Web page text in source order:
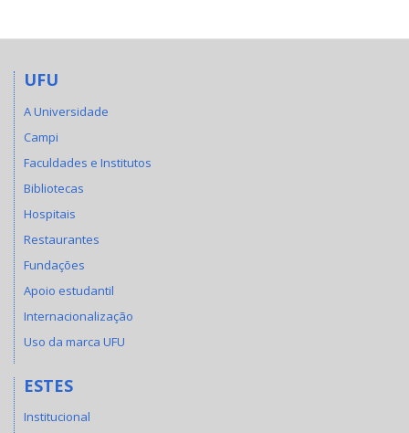
UFU
A Universidade
Campi
Faculdades e Institutos
Bibliotecas
Hospitais
Restaurantes
Fundações
Apoio estudantil
Internacionalização
Uso da marca UFU
ESTES
Institucional